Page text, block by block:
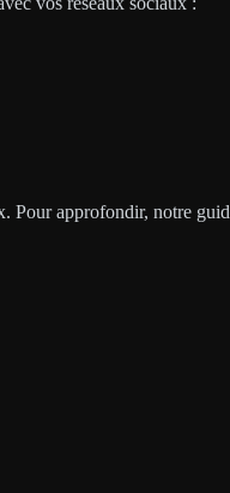
Pour approfondir, notre